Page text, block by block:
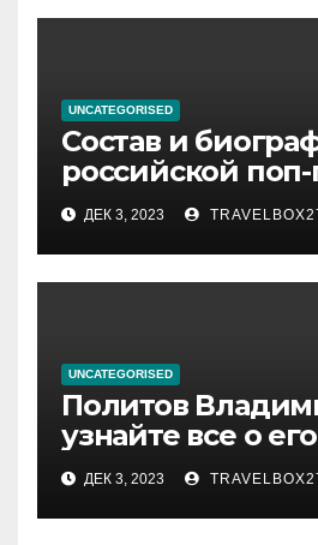
UNCATEGORISED
Состав и
российской
«Иванушки
— история
и судьбы
ДЕК 3, 2023
UNCATEGORISED
Политов
узнайте все о его
биографии,
впечатляющих
достижениях!
ДЕК 3, 2023